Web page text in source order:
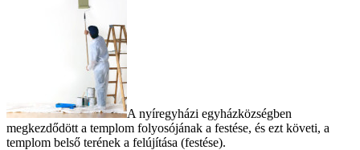
A nyíregyházi egyházközségben
megkezdődött a templom folyosójának a festése, és ezt követi, a
templom belső terének a felújítása (festése).